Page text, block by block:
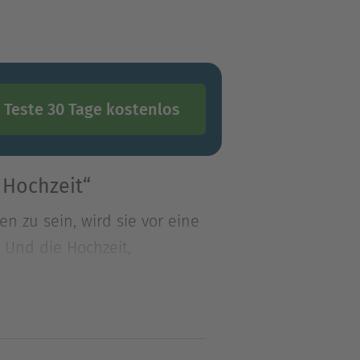
Teste 30 Tage kostenlos
zu sein, wird sie vor eine
die Hochzeit,
die Hochzeit, zu der